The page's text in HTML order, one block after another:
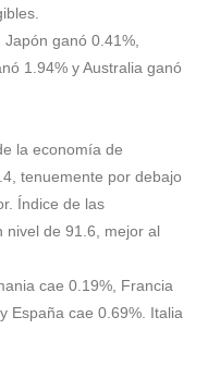
ganó 0.41%,
1.94% y Australia ganó
la economía de
tenuemente por debajo
Índice de las
nivel de 91.6, mejor al
cae 0.19%, Francia
España cae 0.69%. Italia